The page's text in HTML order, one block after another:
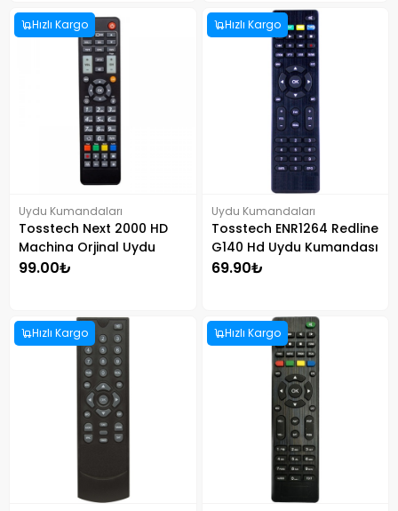
Hızlı Kargo
Uydu Kumandaları
Tosstech Next 2000 HD
Machina Orjinal Uydu
Kumandası
99.00₺
Hızlı Kargo
Uydu Kumandaları
Tosstech ENR1264 Redline
G140 Hd Uydu Kumandası
69.90₺
Hızlı Kargo Hızlı Kargo